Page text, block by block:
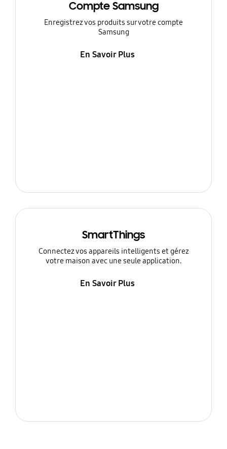
Compte Samsung
Enregistrez vos produits sur votre compte
Samsung
En Savoir Plus
SmartThings
Connectez vos appareils intelligents et gérez
votre maison avec une seule application.
En Savoir Plus